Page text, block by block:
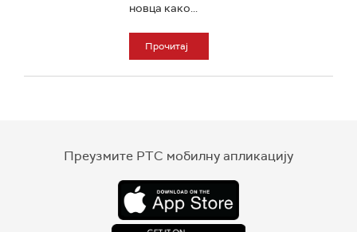
новца како...
Прочитај
Преузмите РТС мобилну апликацију